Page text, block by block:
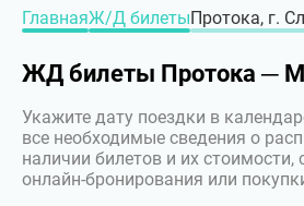
ГлавнаяЖ/Д билетыПротока, г.
ЖД билеты Протока ─
Укажите дату поездки в
все необходимые сведения о
наличии билетов и их
онлайн-бронирования или